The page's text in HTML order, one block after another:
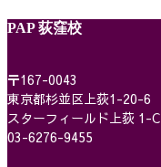
PAP 荻窪校
〒167-0043
東京都杉並区上荻1-20-6
スターフィールド上荻 1-C
03-6276-9455